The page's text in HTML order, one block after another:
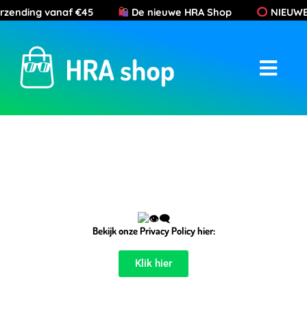
Ga
naar
inhoud
vanaf €45 De nieuwe HRA Shop
Bekijk onze Privacy Policy hier:
Klik hier